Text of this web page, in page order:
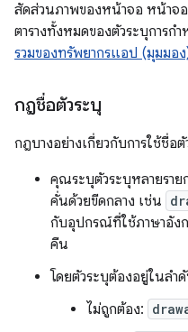
สัดส่วนภาพของหน้าจอ หน้าจ
ตารางทั้งหมดของตัวระบุการก
รวมของทรัพยากรแอป (มุมมอง
กฎชื่อตัวระบุ
กฎบางอย่างเกี่ยวกับการใช้ชื่อ
คุณระบุตัวระบุหลายราย
คั่นด้วยขีดกลาง เช่น
กับอุปกรณ์ที่ใช้ภาษาอัง
คืน
โดยตัวระบุต้องอยู่ในลำ
ไม่ถูกต้อง: